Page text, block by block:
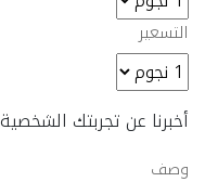
التسعير
أخبرنا عن تجربتك الشخصية
وصف